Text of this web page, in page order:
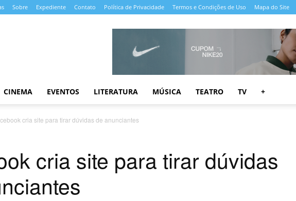
Sobre Expediente Contato Política de Privacidade Termos e Condições de Uso Mapa do Site
CINEMA EVENTOS LITERATURA MÚSICA TEATRO TV +
cria site para tirar dúvidas de anunciantes
cria site para tirar dúvidas